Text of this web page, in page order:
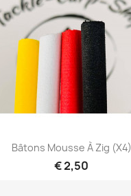
Bâtons Mousse À Zig (X4)
€ 2,50